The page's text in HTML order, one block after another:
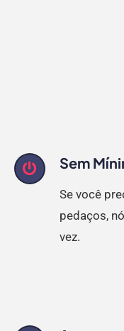
Sem
Se você
pedaços,
vez.